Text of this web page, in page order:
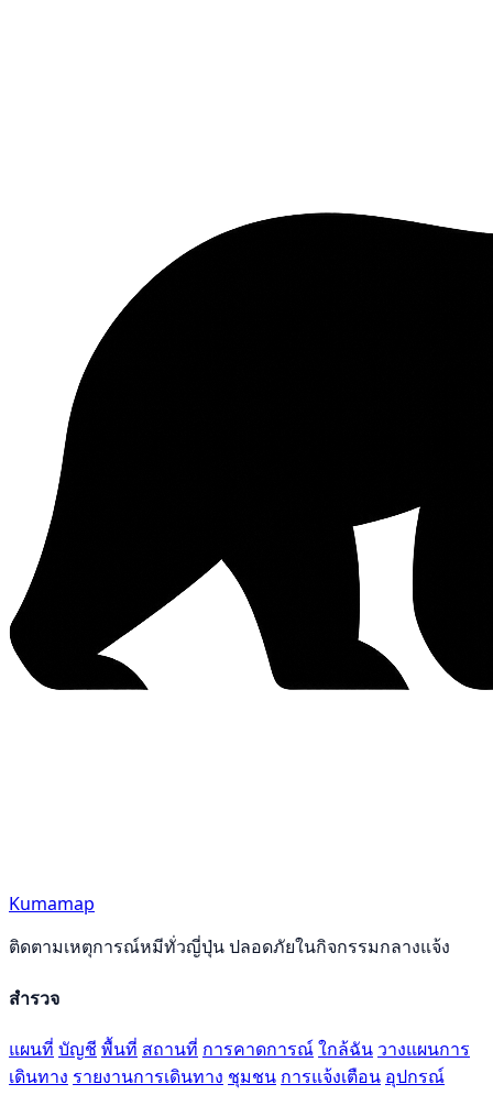
Kumamap
ติดตามเหตุการณ์หมีทั่วญี่ปุ่น ปลอดภัยในกิจกรรมกลางแจ้ง
สำรวจ
แผนที่ บัญชี พื้นที่ สถานที่ การคาดการณ์ใกล้ฉัน วางแผนการ
เดินทาง รายงานการเดินทาง ชุมชน การแจ้งเตือน อุปกรณ์